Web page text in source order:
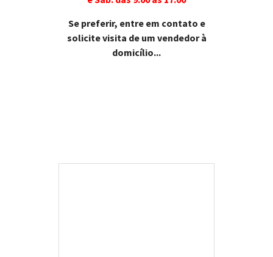
Se preferir, entre em contato e
solicite visita de um vendedor à
domicílio...